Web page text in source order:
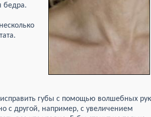
бедра.
губы с помощью волшебных рук
с другой, например, с увеличением